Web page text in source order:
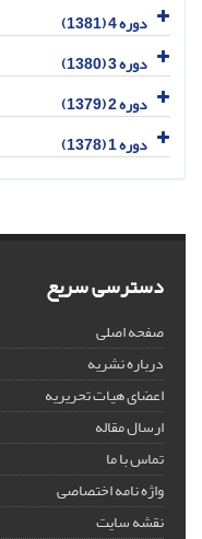
دوره 4 (1381)
دوره 3 (1380)
دوره 2 (1379)
دوره 1 (1378)
دسترسی سریع
صفحه اصلی
درباره نشریه
اعضای هیات تحریریه
ارسال مقاله
تماس با ما
واژه نامه اختصاصی
نقشه سایت